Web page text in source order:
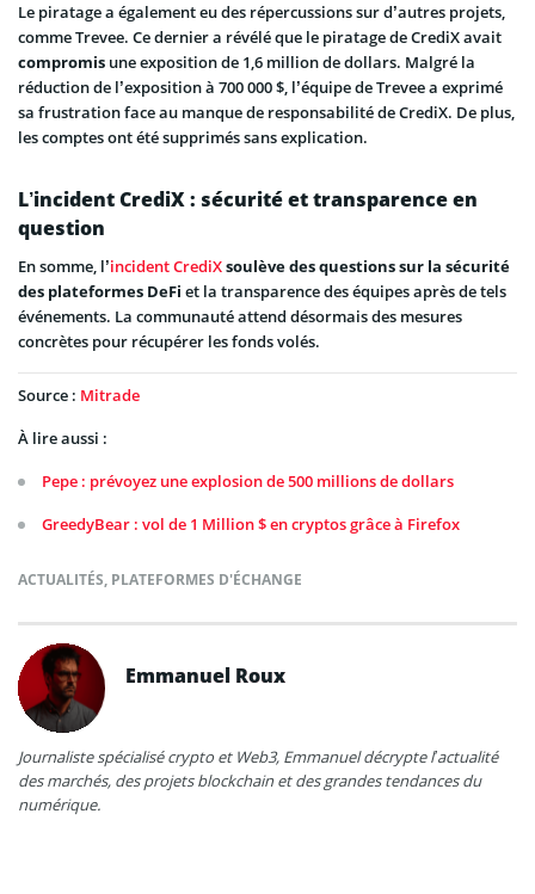
Le piratage a également eu des répercussions sur d’autres projets,
comme Trevee. Ce dernier a révélé que le piratage de CrediX avait
compromis une exposition de 1,6 million de dollars. Malgré la
réduction de l’exposition à 700 000 $, l’équipe de Trevee a exprimé
sa frustration face au manque de responsabilité de CrediX. De plus,
les comptes ont été supprimés sans explication.
L’incident CrediX : sécurité et transparence en
question
En somme, l’incident CrediXsoulève des questions sur la sécurité
des plateformes DeFi et la transparence des équipes après de tels
événements. La communauté attend désormais des mesures
concrètes pour récupérer les fonds volés.
Source : Mitrade
À lire aussi :
Pepe : prévoyez une explosion de 500 millions de dollars
GreedyBear : vol de 1 Million $ en cryptos grâce à Firefox
ACTUALITÉS, PLATEFORMES D'ÉCHANGE
Emmanuel Roux
Journaliste spécialisé crypto et Web3, Emmanuel décrypte l’actualité
des marchés, des projets blockchain et des grandes tendances du
numérique.